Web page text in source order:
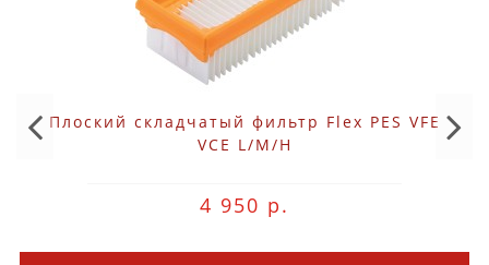
Плоский складчатый фильтр Flex PES VFE
VCE L/M/H
4 950 р.